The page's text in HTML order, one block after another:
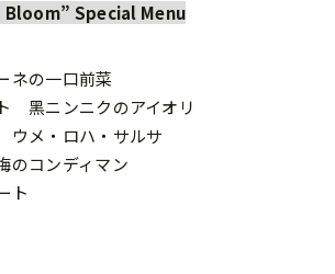
Special Menu
ネの⼀⼝前菜
⿊ニンニクのアイオリ
ウメ・ロハ・サルサ
のコンディマン
ト